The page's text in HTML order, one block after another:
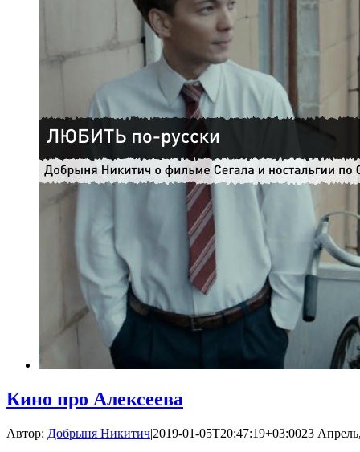
Кино про Алексеева
Автор: Добрыня Никитич|2019-01-05T20:47:19+03:0023